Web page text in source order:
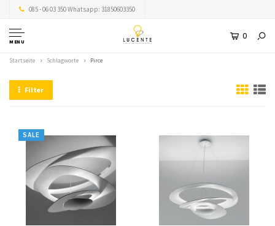
085 - 06 03 350 Whatsapp: 31850603350
MENU
0
Startseite Schlagworte Pirce
Filter
SALE